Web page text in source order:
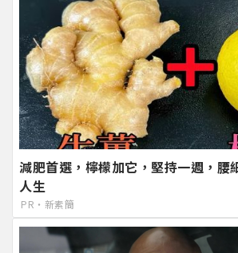
減肥首選，檸檬加它，堅持一週，腰
人生
PR・新素簡